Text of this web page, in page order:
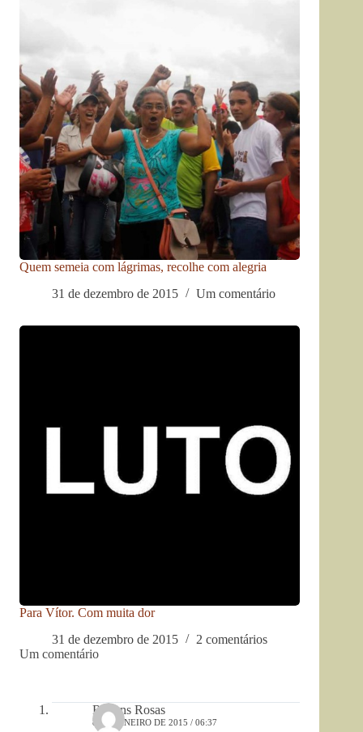
Quem semeia com lágrimas, recolhe com alegria
31 de dezembro de 2015
Um comentário
Para Vítor. Com muita dor
31 de dezembro de 2015
2 comentários
Um comentário
Rubens Rosas
8 DE JANEIRO DE 2015 / 06:37